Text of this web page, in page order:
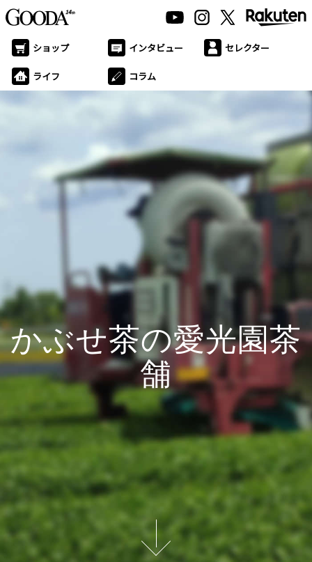
ショップ インタビュー セレクター
ライフ コラム
かぶせ茶の愛光園茶
舗
緑香る水沢のかぶせ茶と
銘茶器で奏でる癒やしを提供